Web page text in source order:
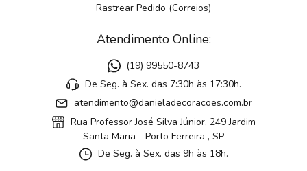
Rastrear Pedido (Correios)
Atendimento Online:
(19) 99550-8743
De Seg. à Sex. das 7:30h às 17:30h.
atendimento@danieladecoracoes.com.br
Rua Professor José Silva Júnior, 249 Jardim
Santa Maria - Porto Ferreira , SP
De Seg. à Sex. das 9h às 18h.